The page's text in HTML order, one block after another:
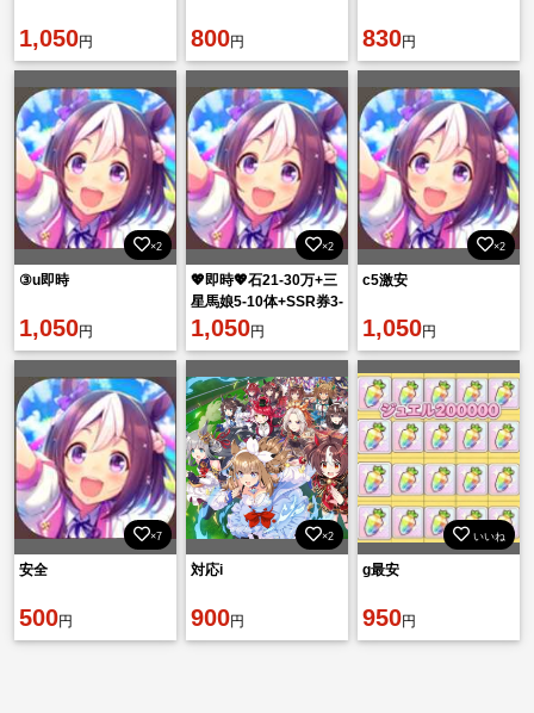
1,050円 800円 830円
×2
③u即時
1,050円
×2
💖即時💖石21-30万+三
星馬娘5-10体+SSR券3-
5+星3引換券1枚+SSR
突破石+SSR
1,050円
×2
c5激安
1,050円
×7
安全
500円
×2
対応i
900円
いいね
g最安
950円